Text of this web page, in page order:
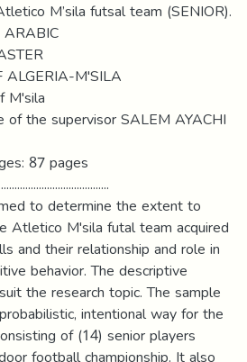
M’sila futsal team (SENIOR).
ALGERIA-M'SILA
M'sila
of the supervisor SALEM AYACHI
87 pages
to determine the extent to
Atletico M'sila futal team acquired
and their relationship and role in
behavior. The descriptive
the research topic. The sample
intentional way for the
of (14) senior players